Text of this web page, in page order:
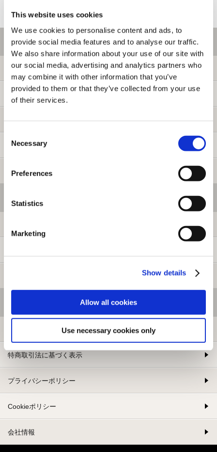
This website uses cookies
We use cookies to personalise content and ads, to
provide social media features and to analyse our traffic.
We also share information about your use of our site with
our social media, advertising and analytics partners who
may combine it with other information that you’ve
provided to them or that they’ve collected from your use
of their services.
Consent
Selection
Necessary
Preferences
Statistics
Marketing
Show details
Allow all cookies
Use necessary cookies only
ご利用情報
初めての方へ
ご利用ガイド
よくある質問
お問い合わせ
提携サイト募集
会員メニュー
特商取引法に基づく表示
プライバシーポリシー
Cookieポリシー
会社情報